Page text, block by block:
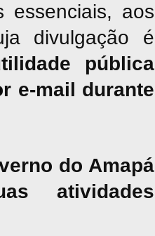
essenciais, aos
divulgação é
pública
e-mail durante
do Amapá
atividades